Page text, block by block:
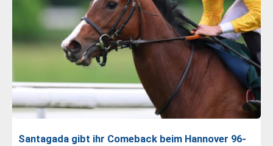
Santagada gibt ihr Comeback beim Hannover 96-